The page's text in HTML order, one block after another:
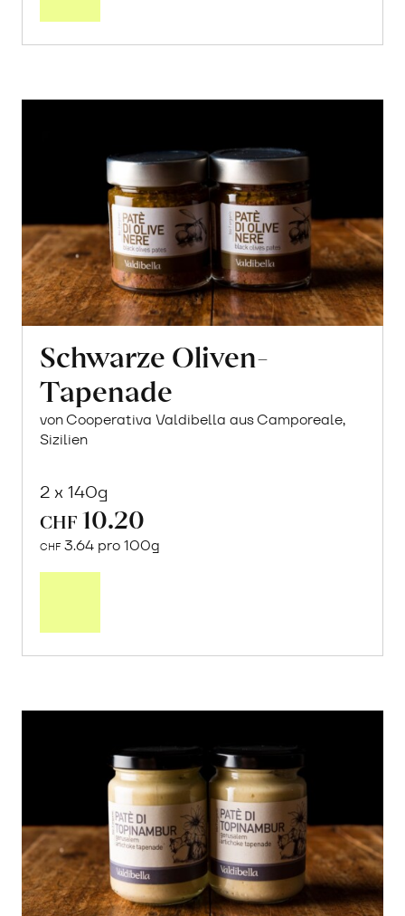
Schwarze Oliven-
Tapenade
von Cooperativa Valdibella aus Camporeale,
Sizilien
2 x 140g
CHF 10.20
CHF 3.64 pro 100g